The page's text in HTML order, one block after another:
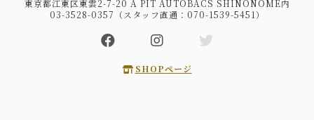
東京都江東区東雲2-7-20 A PIT AUTOBACS SHINONOME内
03-3528-0357（スタッフ直通：070-1539-5451）
SHOPページ